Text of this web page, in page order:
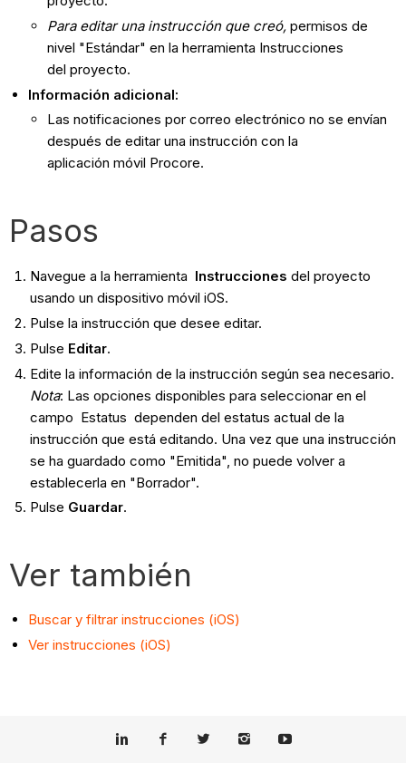
Para editar una instrucción que creó,permisos de
nivel "Estándar" en la herramienta Instrucciones
del proyecto.
Información adicional:
Las notificaciones por correo electrónico no se envían
después de editar una instrucción con la
aplicación móvil Procore.
Pasos
Navegue a la herramienta Instrucciones del proyecto
usando un dispositivo móvil iOS.
Pulse la instrucción que desee editar.
Pulse Editar.
Edite la información de la instrucción según sea necesario.
Nota: Las opciones disponibles para seleccionar en el
campo Estatus dependen del estatus actual de la
instrucción que está editando. Una vez que una instrucción
se ha guardado como "Emitida", no puede volver a
establecerla en "Borrador".
Pulse Guardar.
Ver también
Buscar y filtrar instrucciones (iOS)
Ver instrucciones (iOS)